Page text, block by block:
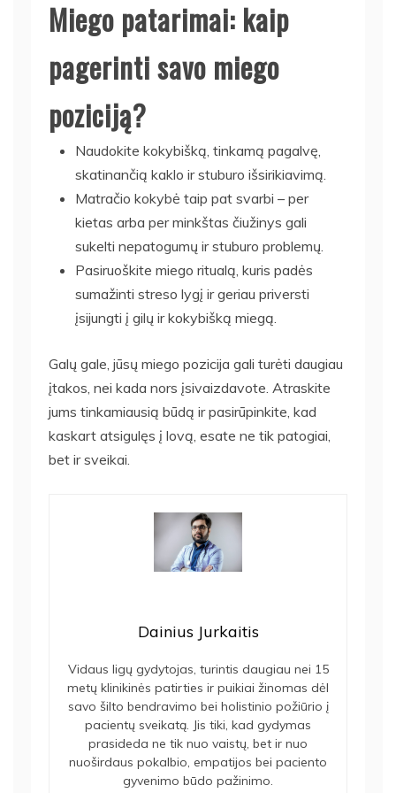
Miego patarimai: kaip
pagerinti savo miego
poziciją?
Naudokite kokybišką, tinkamą pagalvę,
skatinančią kaklo ir stuburo išsirikiavimą.
Matračio kokybė taip pat svarbi – per
kietas arba per minkštas čiužinys gali
sukelti nepatogumų ir stuburo problemų.
Pasiruoškite miego ritualą, kuris padės
sumažinti streso lygį ir geriau priversti
įsijungti į gilų ir kokybišką miegą.
Galų gale, jūsų miego pozicija gali turėti daugiau
įtakos, nei kada nors įsivaizdavote. Atraskite
jums tinkamiausią būdą ir pasirūpinkite, kad
kaskart atsigulęs į lovą, esate ne tik patogiai,
bet ir sveikai.
Dainius Jurkaitis
Vidaus ligų gydytojas, turintis daugiau nei 15
metų klinikinės patirties ir puikiai žinomas dėl
savo šilto bendravimo bei holistinio požiūrio į
pacientų sveikatą. Jis tiki, kad gydymas
prasideda ne tik nuo vaistų, bet ir nuo
nuoširdaus pokalbio, empatijos bei paciento
gyvenimo būdo pažinimo.